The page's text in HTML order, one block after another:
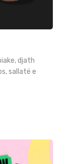
djath
sallatë e